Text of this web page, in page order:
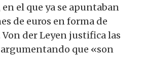
en el que ya se apuntaban
de euros en forma de
der Leyen justifica las
que «son